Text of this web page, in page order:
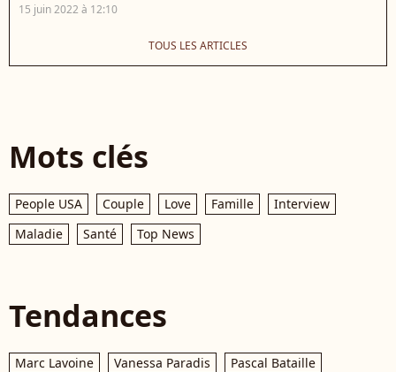
15 juin 2022 à 12:10
TOUS LES ARTICLES
Mots clés
People USA Couple Love Famille
Interview
Maladie
Santé Top News
Tendances
Marc Lavoine Vanessa Paradis
Pascal Bataille